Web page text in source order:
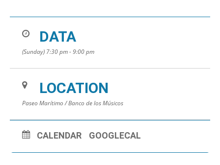
DATA
(Sunday) 7:30 pm - 9:00 pm
LOCATION
Paseo Marítimo / Banco de los Músicos
CALENDAR GOOGLECAL